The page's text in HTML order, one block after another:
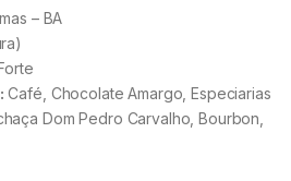
– BA
Café, Chocolate Amargo, Especiarias
Dom Pedro Carvalho, Bourbon,